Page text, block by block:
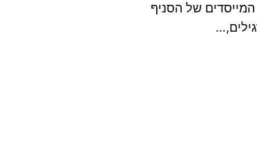
של הסניף